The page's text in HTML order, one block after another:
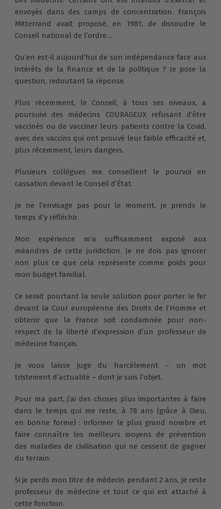
envoyés dans des camps de concentration. François
Mitterrand avait proposé, en 1981, de dissoudre le
Conseil national de l’ordre…
Qu’en est-il aujourd’hui de son indépendance face aux
intérêts de la finance et de la politique ? Je pose la
question, redoutant la réponse.
Plus récemment, le Conseil, à tous ses niveaux, a
poursuivi des médecins COURAGEUX refusant d’être
vaccinés ou de vacciner leurs patients contre la Covid,
avec des vaccins qui ont prouvé leur faible efficacité et,
plus récemment, leurs dangers.
Plusieurs collègues me conseillent le pourvoi en
cassation devant le Conseil d’État.
Je ne l’envisage pas pour le moment. Je prends le
temps d’y réfléchir.
Mon expérience m’a suffisamment exposé aux
méandres de cette juridiction. Je ne dois pas ignorer
non plus ce que cela représente comme poids pour
mon budget familial.
Ce serait pourtant la seule solution pour porter le fer
devant la Cour européenne des Droits de l’Homme et
obtenir que la France soit condamnée pour non-
respect de la liberté d’expression d’un professeur de
médecine français.
Je vous laisse juge du harcèlement – un mot
tristement d’actualité – dont je suis l’objet.
Pour ma part, j’ai des choses plus importantes à faire
dans le temps qui me reste, à 78 ans (grâce à Dieu,
en bonne forme) : informer le plus grand nombre et
faire connaître les meilleurs moyens de prévention
des maladies de civilisation qui ne cessent de gagner
du terrain.
Si je perds mon titre de médecin pendant 2 ans, je reste
professeur de médecine et tout ce qui est attaché à
cette fonction.